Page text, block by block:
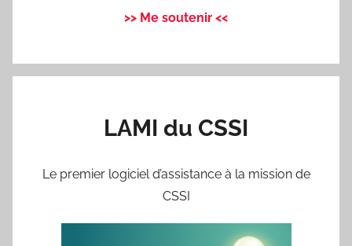
>> Me soutenir <<
LAMI du CSSI
Le premier logiciel d’assistance à la mission de
CSSI